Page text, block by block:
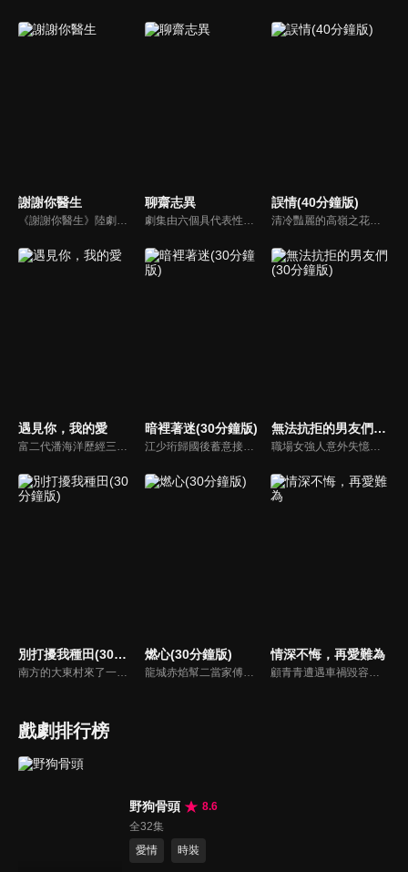
謝謝你醫生
《謝謝你醫生》陸劇線上看。海外醫生肖硯懷着失去未婚夫的傷痛來到桐山醫院急診科，與醫生白朮在新成立的EICU(急診重症監護室)用精湛醫術救治一個又一個危急的患者。在日日夜夜的醫療手術中，二人打開心結發現了彼此的相同點和閃光點。
聊齋志異
劇集由六個具代表性的故事單元構成的，分別為《畫皮》（曾黎、江華主演）、《小翠》（林志穎、李冰冰主演）、《阿寶》（袁弘、楊丞琳主演）、《陸判》（黃曉明、胡可主演）、《小謝》（TAE、唐寧、霍思燕主演）、《小倩》（胡歌、楊冪主演）
誤情(40分鐘版)
清冷豔麗的高嶺之花江時淺在遭受霸淩、暴力等一系列事件後，華麗蛻變逆襲歸來，用一場精心策劃強勢開啟自己的復仇之路，最終收穫內心救贖與愛情的故事。
遇見你，我的愛
富二代潘海洋歷經三次失敗婚姻，認為金錢阻礙愛情。唯第一任妻子陸雪怡真心待他。好友伊軒勸他隱藏身份。他在酒吧對芭蕾舞演員韓夢瑤一見鍾情。便化身業務經理與她相戀。熱戀中潘海洋決定娶韓夢瑤，卻在婚前發現韓夢瑤三年前曾是自己公司員工，進而揭開伊軒與韓夢瑤為還債設局圖謀他財產的陰謀...
暗裡著迷(30分鐘版)
江少珩歸國後蓄意接近服裝設計師蘇半夏，直到衛高陽暴露出江少珩接近蘇半夏的真實目的，蘇半夏深覺背叛而與江少珩分手。而已經無法離開蘇半夏的江少珩，用真心再次追回蘇半夏，上演追妻火葬場並重歸於好。之後，兩人查清當年真相，最終衛氏姐弟雙雙落網，一切塵埃落定。
無法抗拒的男友們(30分鐘版)
職場女強人意外失憶後重啟人生，一覺醒來，竟與公司老闆、部門總監、實習生三人同時「戀愛」。通過這甜蜜浪漫、驚險刺激又難以抉擇的感情生活後，最終發現愛情真正的意義。
別打擾我種田(30分鐘版)
南方的大東村來了一位不速之客林現，他是林氏集團百億資產的唯一繼承人，在爺爺強勢壓迫下，家世顯赫的他空降莊家找到自己傳說中門當戶對的未婚妻，決定說服她自願解除婚約。
燃心(30分鐘版)
龍城赤焰幫二當家傅雲月不顧哥哥傅雲崢的阻攔，偽裝身分接近沈家少爺沈西澤，為母報仇刺殺沈家老爺沈文德時，竟發現其中隱藏著更深的秘密。
情深不悔，再愛難為
顧青青遭遇車禍毀容後，遭受嚴重的精神創傷，幸得被裴氏集團總裁裴謹卿搭救，並將她整容成了自己初戀情人沈曼青的外貌。其實裴謹卿搭救顧青青是為了追查當年沈曼青死亡的真相。顧青青接受裴謹卿的安排，並且在經過了一系列殘酷訓練後，以裴謹卿總裁秘書身份出現在眾人眼中...
戲劇排行榜
野狗骨頭
8.6
全32集
愛情
時裝